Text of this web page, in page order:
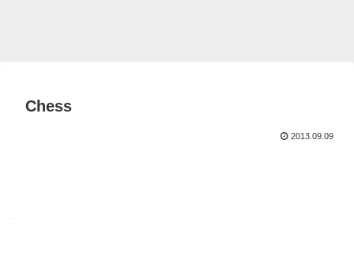
Chess
2013.09.09